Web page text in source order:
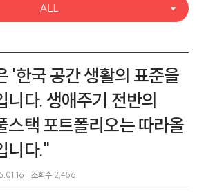
ALL
'한국 공간 생활의 표준을
니다. 생애주기 전반의
스택 포트폴리오는 따라올
니다."
조회수 2,456